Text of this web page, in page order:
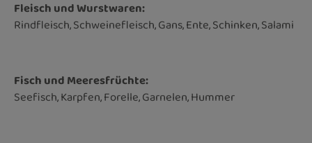
Fleisch und Wurstwaren:
Rindfleisch, Schweinefleisch, Gans, Ente, Schinken, Salami
Fisch und Meeresfrüchte:
Seefisch, Karpfen, Forelle, Garnelen, Hummer